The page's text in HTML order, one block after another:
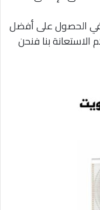
في الحصول على أفضل
بنا فنحن